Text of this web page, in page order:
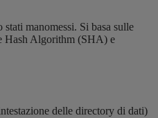
manomessi. Si basa sulle
Hash Algorithm (SHA) e
delle directory di dati)